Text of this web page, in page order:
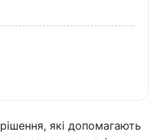
які допомагають